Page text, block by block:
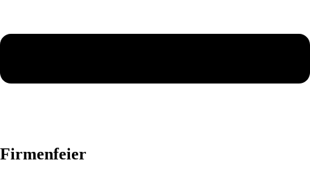
Firmenfeier